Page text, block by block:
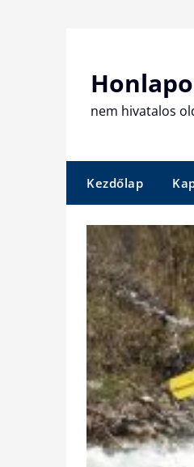
nem hivatalos
Kezdőlap